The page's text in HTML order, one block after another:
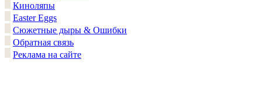
Киноляпы
Easter Eggs
Сюжетные дыры & Ошибки
Обратная связь
Реклама на сайте